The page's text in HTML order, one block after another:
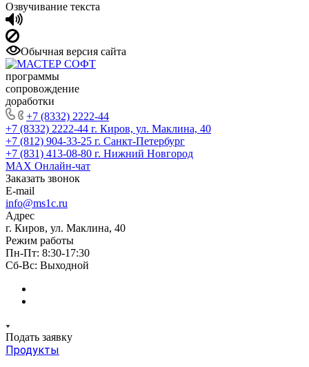
Озвучивание текста
Обычная версия сайта
программы
сопровождение
доработки
+7 (8332) 2222-44
+7 (8332) 2222-44 г. Киров, ул. Маклина, 40
+7 (812) 904-33-25 г. Санкт-Петербург
+7 (831) 413-08-80 г. Нижний Новгород
MAX Онлайн-чат
Заказать звонок
E-mail
info@ms1c.ru
Адрес
г. Киров, ул. Маклина, 40
Режим работы
Пн-Пт: 8:30-17:30
Cб-Вс: Выходной
Подать заявку
Продукты